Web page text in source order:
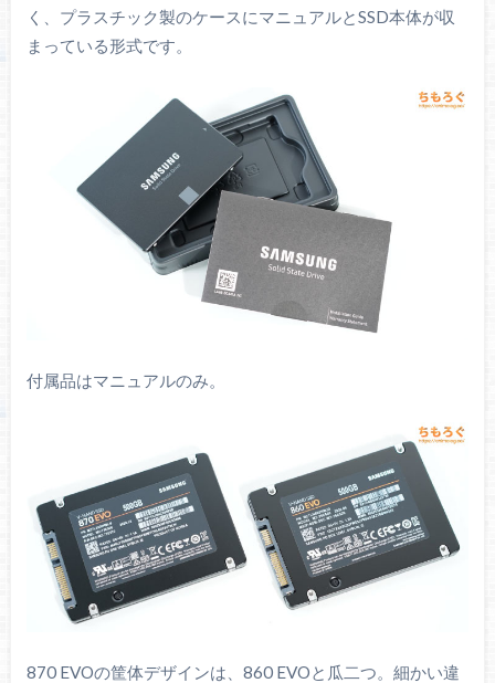
く、プラスチック製のケースにマニュアルとSSD本体が収
まっている形式です。
付属品はマニュアルのみ。
870 EVOの筐体デザインは、860 EVOと瓜二つ。細かい違